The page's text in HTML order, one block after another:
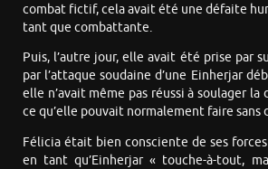
combat fictif, cela avait été une défaite
tant que combattante.
Puis, l’autre jour, elle avait été prise par
par l’attaque soudaine d’une Einherjar
elle n’avait même pas réussi à soulager la
ce qu’elle pouvait normalement faire
Félicia était bien consciente de ses
en tant qu’Einherjar « touche-à-tout,